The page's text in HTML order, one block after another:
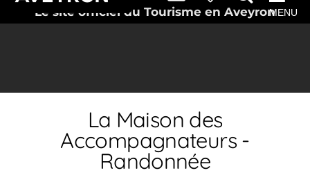
Le site officiel du Tourisme en AveyronMENU
La Maison des
Accompagnateurs -
Randonnée